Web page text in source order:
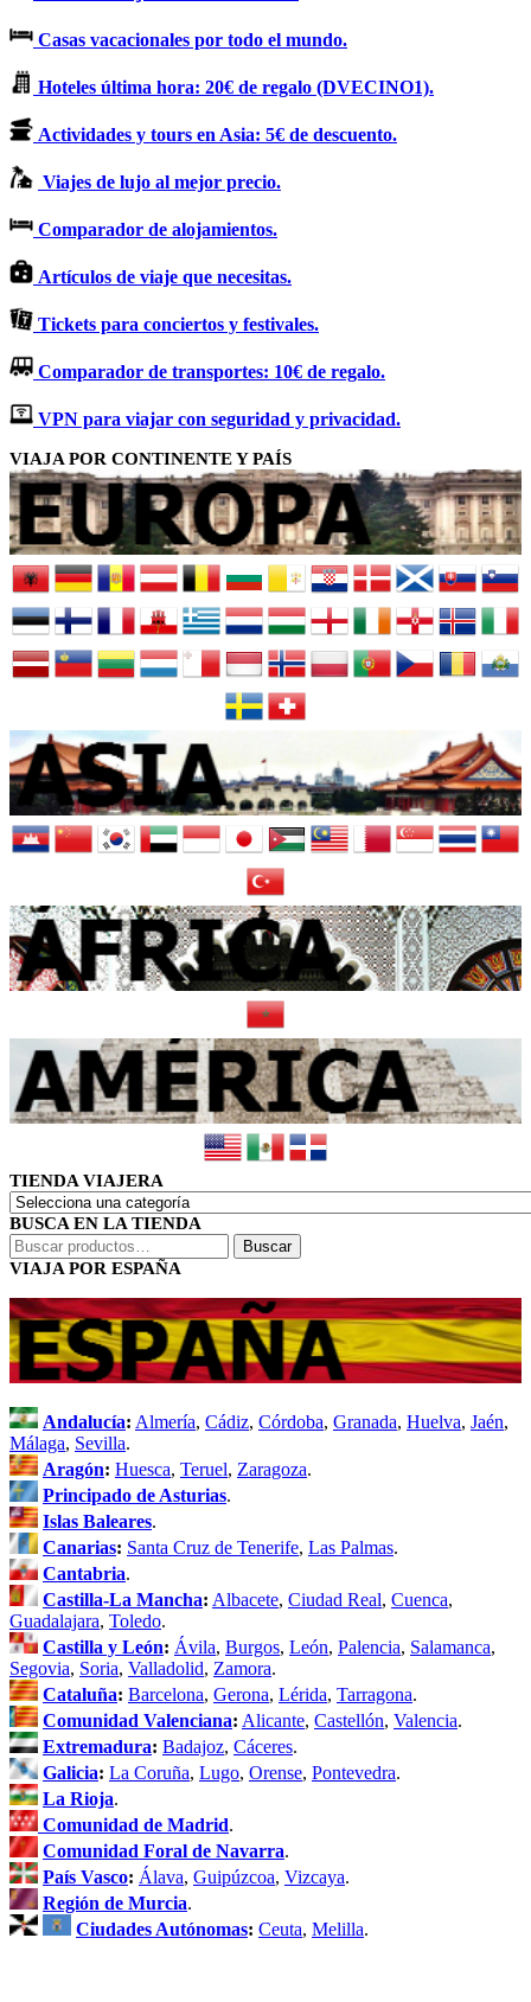
Casas vacacionales por todo el mundo.
Hoteles última hora: 20€ de regalo (DVECINO1).
Actividades y tours en Asia: 5€ de descuento.
Viajes de lujo al mejor precio.
Comparador de alojamientos.
Artículos de viaje que necesitas.
Tickets para conciertos y festivales.
Comparador de transportes: 10€ de regalo.
VPN para viajar con seguridad y privacidad.
VIAJA POR CONTINENTE Y PAÍS
TIENDA VIAJERA
BUSCA EN LA TIENDA
Buscar
por:
Buscar
VIAJA POR ESPAÑA
Andalucía: Almería, Cádiz, Córdoba, Granada, Huelva, Jaén,
Málaga, Sevilla.
Aragón: Huesca, Teruel, Zaragoza.
Principado de Asturias.
Islas Baleares.
Canarias: Santa Cruz de Tenerife, Las Palmas.
Cantabria.
Castilla-La Mancha: Albacete, Ciudad Real, Cuenca,
Guadalajara, Toledo.
Castilla y León: Ávila, Burgos, León, Palencia, Salamanca,
Segovia, Soria, Valladolid, Zamora.
Cataluña: Barcelona, Gerona, Lérida, Tarragona.
Comunidad Valenciana: Alicante, Castellón, Valencia.
Extremadura: Badajoz, Cáceres.
Galicia: La Coruña, Lugo, Orense, Pontevedra.
La Rioja.
Comunidad de Madrid.
Comunidad Foral de Navarra.
País Vasco: Álava, Guipúzcoa, Vizcaya.
Región de Murcia.
Ciudades Autónomas: Ceuta, Melilla.